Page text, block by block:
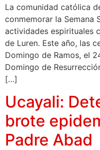
La comunidad católica
conmemorar la Semana
actividades espirituales
de Luren. Este año, las
Domingo de Ramos, el
Domingo de
[…]
Ucayali:
brote
Padre Abad